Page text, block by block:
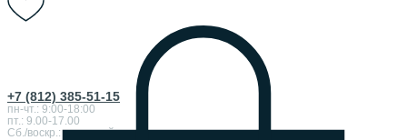
+7 (812) 385-51-15
пн-чт.: 9:00-18:00
пт.: 9.00-17.00
Сб./воскр.: выходной